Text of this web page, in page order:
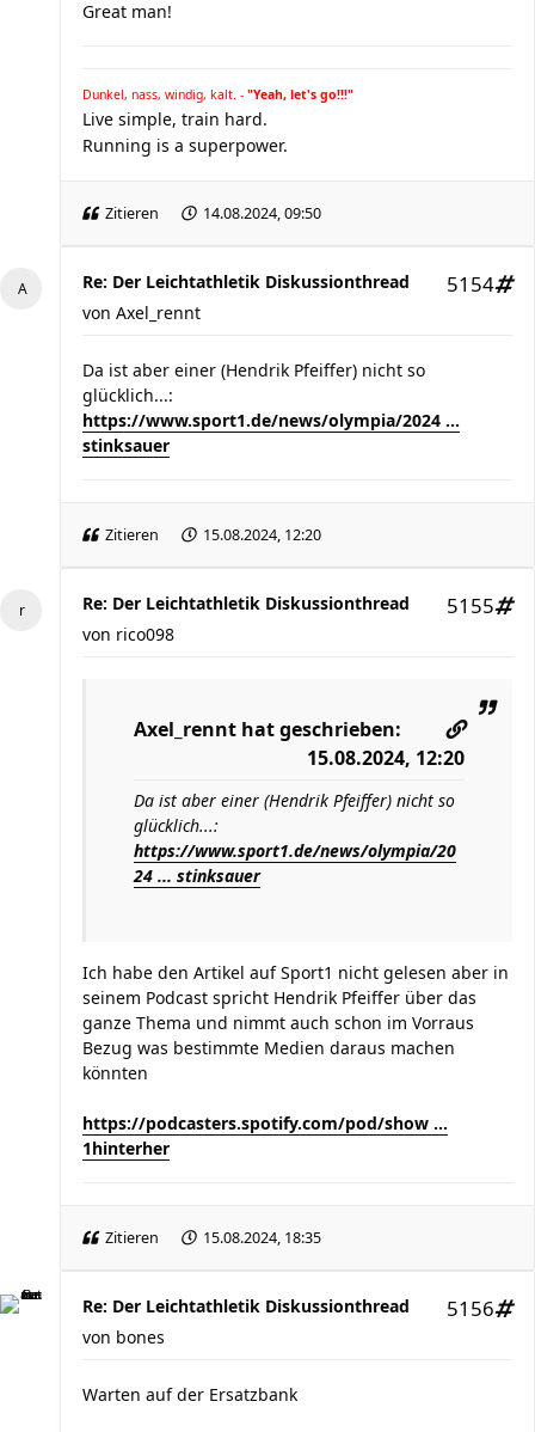
Great man!
Dunkel, nass, windig, kalt. - "Yeah, let's go!!!"
Live simple, train hard.
Running is a superpower.
Zitieren 14.08.2024, 09:50
Re: Der Leichtathletik Diskussionthread 5154
von Axel_rennt
Da ist aber einer (Hendrik Pfeiffer) nicht so
glücklich...:
https://www.sport1.de/news/olympia/2024 ...
stinksauer
Zitieren 15.08.2024, 12:20
Re: Der Leichtathletik Diskussionthread 5155
von rico098
Axel_rennt hat geschrieben:
15.08.2024, 12:20
Da ist aber einer (Hendrik Pfeiffer) nicht so
glücklich...:
https://www.sport1.de/news/olympia/20
24 ... stinksauer
Ich habe den Artikel auf Sport1 nicht gelesen aber in
seinem Podcast spricht Hendrik Pfeiffer über das
ganze Thema und nimmt auch schon im Vorraus
Bezug was bestimmte Medien daraus machen
könnten
https://podcasters.spotify.com/pod/show ...
1hinterher
Zitieren 15.08.2024, 18:35
Re: Der Leichtathletik Diskussionthread 5156
von bones
Warten auf der Ersatzbank